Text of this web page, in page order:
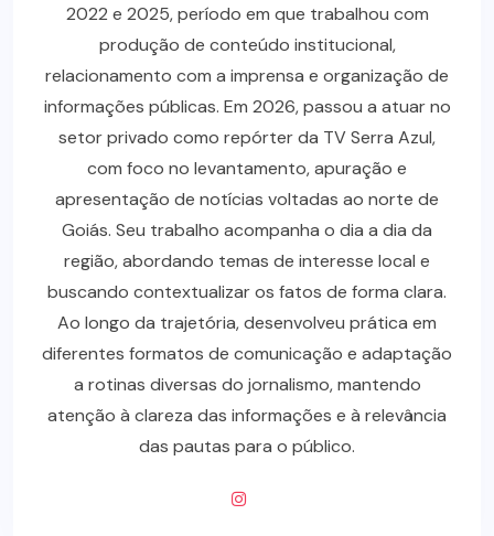
2022 e 2025, período em que trabalhou com
produção de conteúdo institucional,
relacionamento com a imprensa e organização de
informações públicas. Em 2026, passou a atuar no
setor privado como repórter da TV Serra Azul,
com foco no levantamento, apuração e
apresentação de notícias voltadas ao norte de
Goiás. Seu trabalho acompanha o dia a dia da
região, abordando temas de interesse local e
buscando contextualizar os fatos de forma clara.
Ao longo da trajetória, desenvolveu prática em
diferentes formatos de comunicação e adaptação
a rotinas diversas do jornalismo, mantendo
atenção à clareza das informações e à relevância
das pautas para o público.